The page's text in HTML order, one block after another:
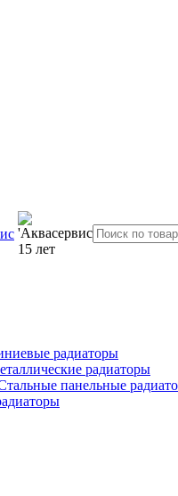
радиаторы
радиаторы
панельные